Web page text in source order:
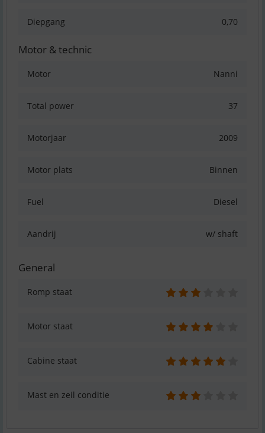
Diepgang 0,70
Motor & technic
Motor Nanni
Total power 37
Motorjaar 2009
Motor plats Binnen
Fuel Diesel
Aandrij w/ shaft
General
Romp staat
Motor staat
Cabine staat
Mast en zeil conditie